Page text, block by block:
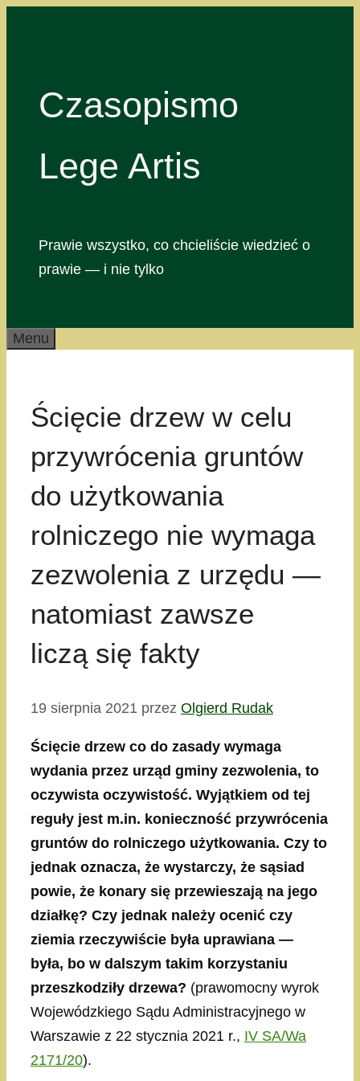
Czasopismo
Lege Artis
Prawie wszystko, co chcieliście wiedzieć o
prawie — i nie tylko
Menu
Ścięcie drzew w celu
przywrócenia gruntów
do użytkowania
rolniczego nie wymaga
zezwolenia z urzędu —
natomiast zawsze
liczą się fakty
19 sierpnia 2021 przez Olgierd Rudak
Ścięcie drzew co do zasady wymaga
wydania przez urząd gminy zezwolenia, to
oczywista oczywistość. Wyjątkiem od tej
reguły jest m.in. konieczność przywrócenia
gruntów do rolniczego użytkowania. Czy to
jednak oznacza, że wystarczy, że sąsiad
powie, że konary się przewieszają na jego
działkę? Czy jednak należy ocenić czy
ziemia rzeczywiście była uprawiana —
była, bo w dalszym takim korzystaniu
przeszkodziły drzewa? (prawomocny wyrok
Wojewódzkiego Sądu Administracyjnego w
Warszawie z 22 stycznia 2021 r., IV SA/Wa
2171/20).